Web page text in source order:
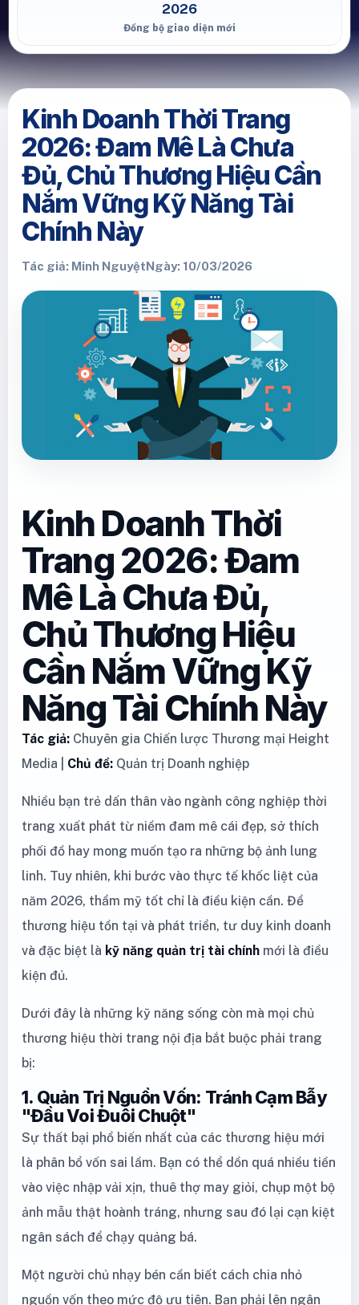
2026
Đồng bộ giao diện mới
Kinh Doanh Thời Trang
2026: Đam Mê Là Chưa
Đủ, Chủ Thương Hiệu Cần
Nắm Vững Kỹ Năng Tài
Chính Này
Tác giả: Minh NguyệtNgày: 10/03/2026
Kinh Doanh Thời
Trang 2026: Đam
Mê Là Chưa Đủ,
Chủ Thương Hiệu
Cần Nắm Vững Kỹ
Năng Tài Chính Này
Tác giả: Chuyên gia Chiến lược Thương mại Height
Media | Chủ đề: Quản trị Doanh nghiệp
Nhiều bạn trẻ dấn thân vào ngành công nghiệp thời
trang xuất phát từ niềm đam mê cái đẹp, sở thích
phối đồ hay mong muốn tạo ra những bộ ảnh lung
linh. Tuy nhiên, khi bước vào thực tế khốc liệt của
năm 2026, thẩm mỹ tốt chỉ là điều kiện cần. Để
thương hiệu tồn tại và phát triển, tư duy kinh doanh
và đặc biệt là kỹ năng quản trị tài chính mới là điều
kiện đủ.
Dưới đây là những kỹ năng sống còn mà mọi chủ
thương hiệu thời trang nội địa bắt buộc phải trang
bị:
1. Quản Trị Nguồn Vốn: Tránh Cạm Bẫy
"Đầu Voi Đuôi Chuột"
Sự thất bại phổ biến nhất của các thương hiệu mới
là phân bổ vốn sai lầm. Bạn có thể dồn quá nhiều tiền
vào việc nhập vải xịn, thuê thợ may giỏi, chụp một bộ
ảnh mẫu thật hoành tráng, nhưng sau đó lại cạn kiệt
ngân sách để chạy quảng bá.
Một người chủ nhạy bén cần biết cách chia nhỏ
nguồn vốn theo mức độ ưu tiên. Bạn phải lên ngân